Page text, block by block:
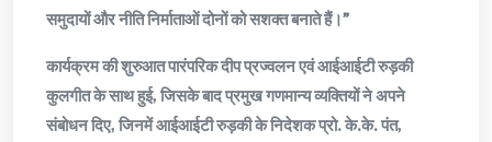
समुदायों और नीति निर्माताओं दोनों को सशक्त बनाते हैं।”
कार्यक्रम की शुरुआत पारंपरिक दीप प्रज्वलन एवं आईआईटी रुड़की
कुलगीत के साथ हुई, जिसके बाद प्रमुख गणमान्य व्यक्तियों ने अपने
संबोधन दिए, जिनमें आईआईटी रुड़की के निदेशक प्रो. के.के. पंत,